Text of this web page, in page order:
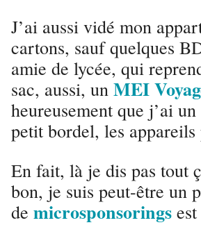
J’ai aussi vidé mon
cartons, sauf quelques
amie de lycée, qui
sac, aussi, un MEI
heureusement que j’ai
petit bordel, les
En fait, là je dis pas tout
bon, je suis peut-être un
de microsponsorings